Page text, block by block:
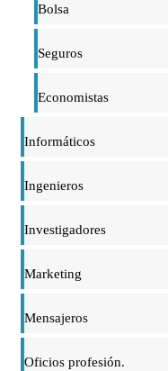
Bolsa
Seguros
Economistas
Informáticos
Ingenieros
Investigadores
Marketing
Mensajeros
Oficios profesión.